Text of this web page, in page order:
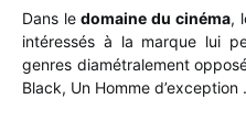
Dans ledomaine du cinéma,
intéressés à la marque lui
genres diamétralement
Black, Un Homme d’exception